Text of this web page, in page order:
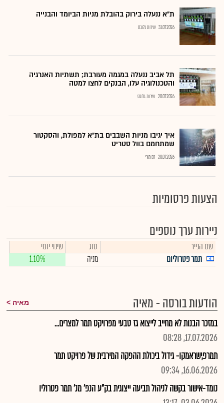
ת"א ננעלה בירוק בהובלת מניות הביומד והבנייה
31.07.2026 שירות גלובס
תל אביב ננעלה במגמה מעורבת; תשתיות האנרגיה
והטכנולוגיה עלו, הבנקים לחצו למטה
20.07.2026 שירות גלובס
איך יגיבו מניות השבבים בת"א למפולת, והסקטור
שמתחמם בוול סטריט
20.07.2026 רם מורי
הצעות פרסומיות
ניירות ערך נוספים
שם הנייר סוג
שינוי יומי
תמר פטרוליום
מניה 1.10%
הודעות בורסה - מאיה מאיה
במזכר הבנות לא מחייב לייצוא גז טבעי מפרויקט תמר למצרים...
17.07.2026, 08:28
תמרפ,ישראמקו- גידול ביכולת ההפקה המירבית של פרויקט תמר
16.06.2026, 09:34
נומד-אישור בקשה לניהול תביעה ייצוגית בק"ע הנפ' מנ' תמר פטרוליו